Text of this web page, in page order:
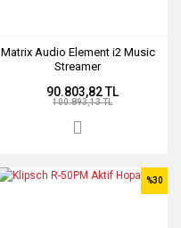
Matrix Audio Element i2 Music
Streamer
90.803,82 TL
100.893,13 TL
%30